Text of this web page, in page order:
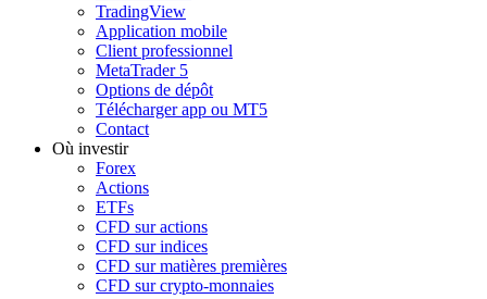
TradingView
Application mobile
Client professionnel
MetaTrader 5
Options de dépôt
Télécharger app ou MT5
Contact
Où investir
Forex
Actions
ETFs
CFD sur actions
CFD sur indices
CFD sur matières premières
CFD sur crypto-monnaies